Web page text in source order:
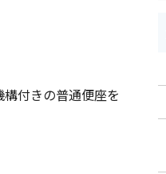
付きの普通便座を